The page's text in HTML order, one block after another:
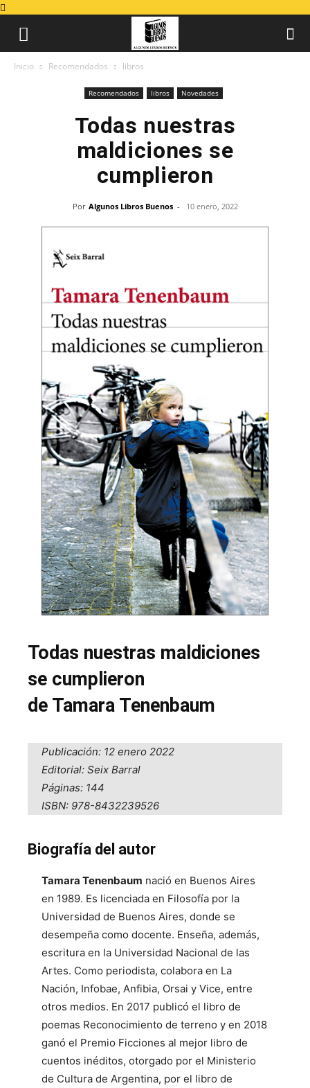
Inicio Recomendados libros
Recomendados libros Novedades
Todas nuestras
maldiciones se
cumplieron
Por Algunos Libros Buenos - 10 enero, 2022
Todas nuestras maldiciones
se cumplieron
de Tamara Tenenbaum
Publicación: 12 enero 2022
Editorial: Seix Barral
Páginas: 144
ISBN: 978-8432239526
Biografía del autor
Tamara Tenenbaum nació en Buenos Aires
en 1989. Es licenciada en Filosofía por la
Universidad de Buenos Aires, donde se
desempeña como docente. Enseña, además,
escritura en la Universidad Nacional de las
Artes. Como periodista, colabora en La
Nación, Infobae, Anfibia, Orsai y Vice, entre
otros medios. En 2017 publicó el libro de
poemas Reconocimiento de terreno y en 2018
ganó el Premio Ficciones al mejor libro de
cuentos inéditos, otorgado por el Ministerio
de Cultura de Argentina, por el libro de